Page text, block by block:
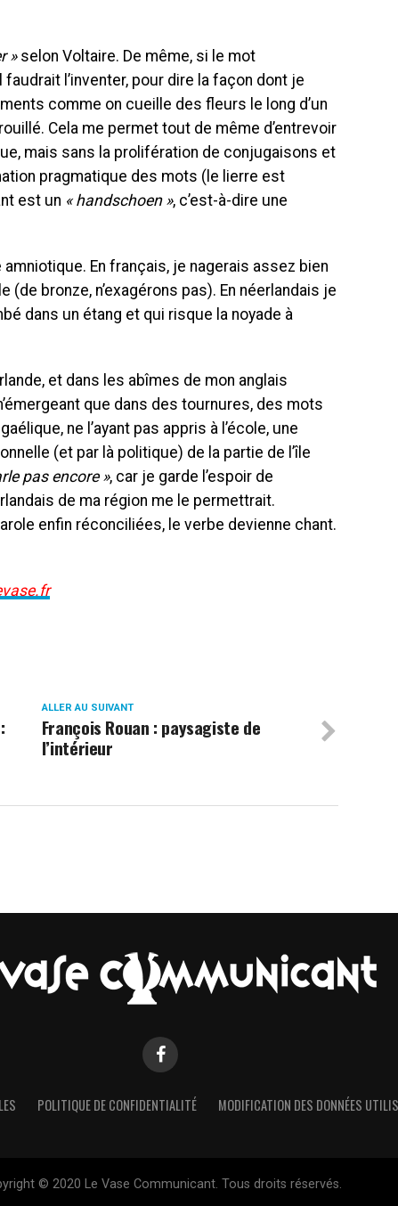
»selon Voltaire. De même, si le mot
l’inventer, pour dire la façon dont je
comme on cueille des fleurs le long d’un
Cela me permet tout de même d’entrevoir
mais sans la prolifération de conjugaisons et
pragmatique des mots (le lierre est
est un « handschoen », c’est-à-dire une
En français, je nagerais assez bien
bronze, n’exagérons pas). En néerlandais je
dans un étang et qui risque la noyade à
et dans les abîmes de mon anglais
que dans des tournures, des mots
ne l’ayant pas appris à l’école, une
(et par là politique) de la partie de l’île
pas encore », car je garde l’espoir de
de ma région me le permettrait.
enfin réconciliées, le verbe devienne chant.
ALLER AU SUIVANT
François Rouan : paysagiste de
l’intérieur
POLITIQUE DE CONFIDENTIALITÉ MODIFICATION DES DONNÉES
© 2020 Le Vase Communicant. Tous droits réservés.